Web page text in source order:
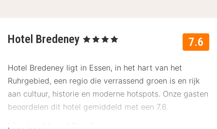
7.6
Hotel Bredeney , 4 Sterren
Hotel Bredeney ligt in Essen, in het hart van het
Ruhrgebied, een regio die verrassend groen is en rijk
aan cultuur, historie en moderne hotspots. Onze gasten
beoordelen dit hotel gemiddeld met een 7.6.